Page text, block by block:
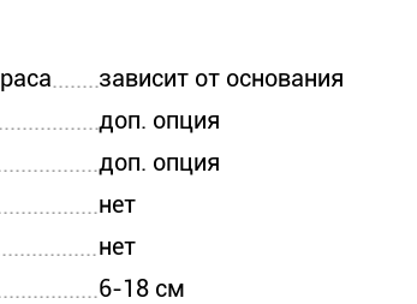
зависит от основания
доп. опция
доп. опция
нет
нет
6-18 см